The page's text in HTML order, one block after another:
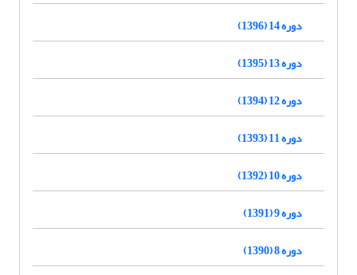
دوره 14 (1396)
دوره 13 (1395)
دوره 12 (1394)
دوره 11 (1393)
دوره 10 (1392)
دوره 9 (1391)
دوره 8 (1390)